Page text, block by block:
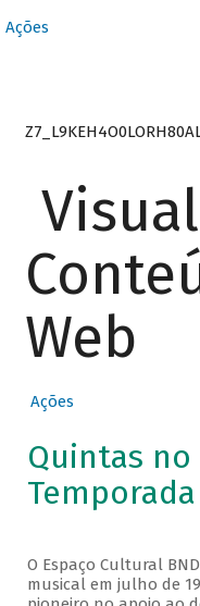
Ações
Web
Ações
Quintas no
Temporada
O Espaço Cultural
musical em julho de